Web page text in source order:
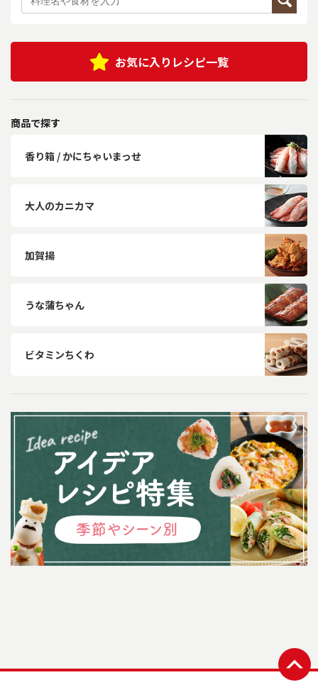
お気に入りレシピ一覧
商品で探す
香り箱 / かにちゃいまっせ
大人のカニカマ
加賀揚
うな蒲ちゃん
ビタミンちくわ